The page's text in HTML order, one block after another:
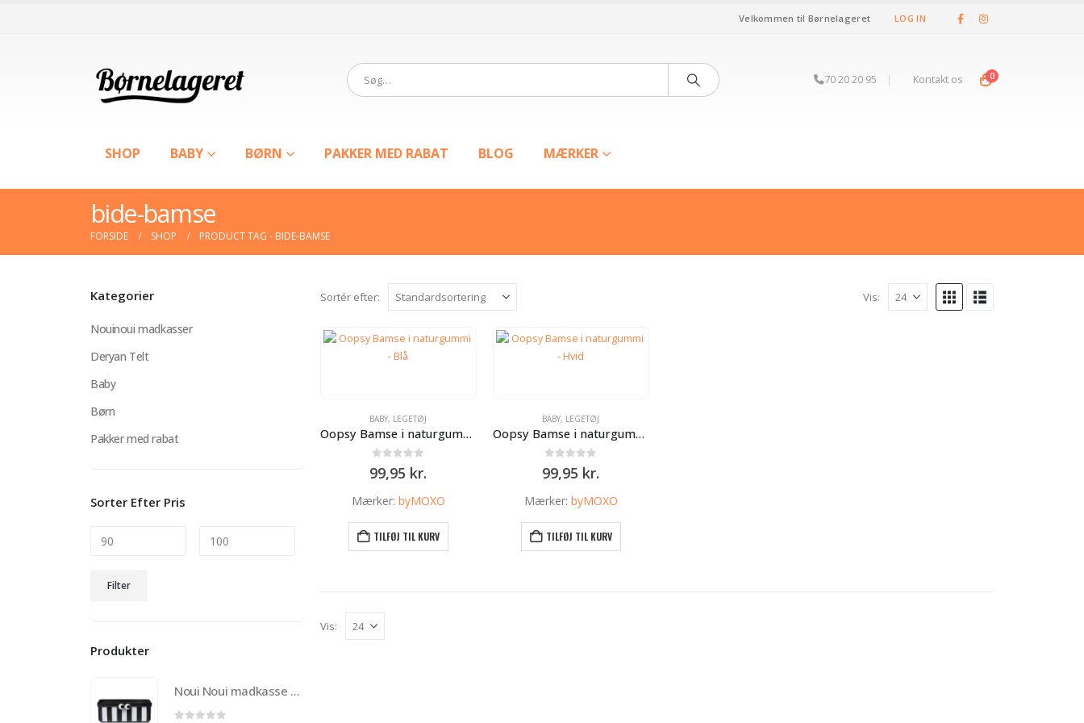
Velkommen til Børnelageret LOG IN
70 20 20 95 | Kontakt os 0
SHOP BABY BØRN PAKKER MED RABAT BLOG MÆRKER
bide-bamse
FORSIDE SHOP PRODUCT TAG - BIDE-BAMSE
Sortér efter: Vis:
BABY, LEGETØJ
Oopsy Bamse i naturgummi – Blå
ud af 5
99,95 kr.
Mærker: byMOXO
TILFØJ TIL KURV
BABY, LEGETØJ
Oopsy Bamse i naturgummi – Hvid
ud af 5
99,95 kr.
Mærker: byMOXO
TILFØJ TIL KURV
Vis:
Kategorier
Nouinoui madkasser
Deryan Telt
Baby
Børn
Pakker med rabat
Sorter Efter Pris
Filter
Produkter
Noui Noui madkasse til børn med 3 udtagelige rum – Sort